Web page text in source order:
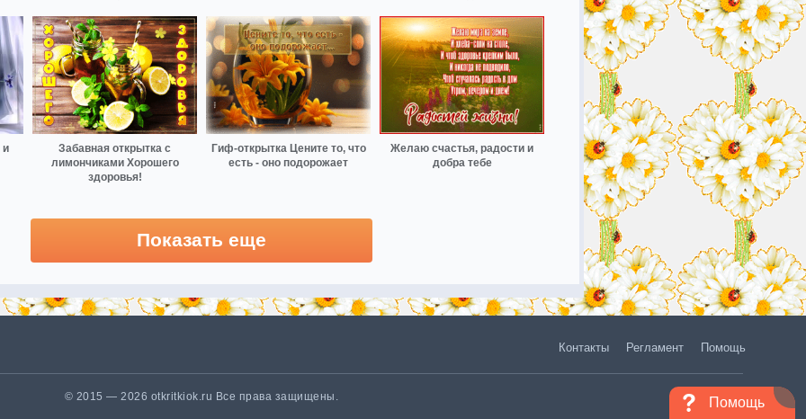
и
Забавная открытка с
лимончиками Хорошего
здоровья!
Гиф-открытка Цените то, что
есть - оно подорожает
Желаю счастья, радости и
добра тебе
Показать еще
Помощь
Контакты Регламент Помощь
© 2015 — 2026 otkritkiok.ru Все права защищены.